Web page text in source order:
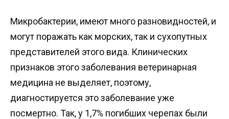
Микробактерии, имеют много разновидностей, и
могут поражать как морских, так и сухопутных
представителей этого вида. Клинических
признаков этого заболевания ветеринарная
медицина не выделяет, поэтому,
диагностируется это заболевание уже
посмертно. Так, у 1,7% погибших черепах были